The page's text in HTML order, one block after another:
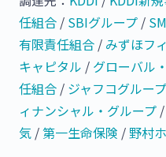
任組合 / SBIグループ /
有限責任組合 / みずほフ
キャピタル / グローバル
任組合 / ジャフコグループ
ィナンシャル・グループ /
気 /第一生命保険 /野村